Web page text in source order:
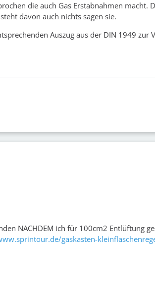
die auch Gas Erstabnahmen macht.
davon auch nichts sagen sie.
Auszug aus der DIN 1949 zur
NACHDEM ich für 100cm2 Entlüftung
gaskasten-